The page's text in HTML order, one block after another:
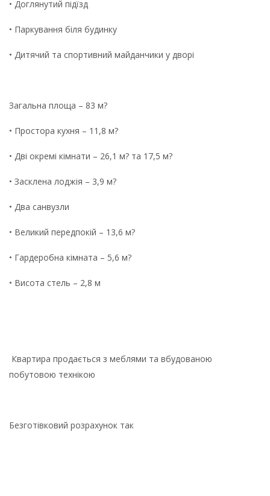
• Доглянутий підїзд
• Паркування біля будинку
• Дитячий та спортивний майданчики у дворі
Загальна площа – 83 м?
• Простора кухня – 11,8 м?
• Дві окремі кімнати – 26,1 м? та 17,5 м?
• Засклена лоджія – 3,9 м?
• Два санвузли
• Великий передпокій – 13,6 м?
• Гардеробна кімната – 5,6 м?
• Висота стель – 2,8 м
Квартира продається з меблями та вбудованою
побутовою технікою
Безготівковий розрахунок так